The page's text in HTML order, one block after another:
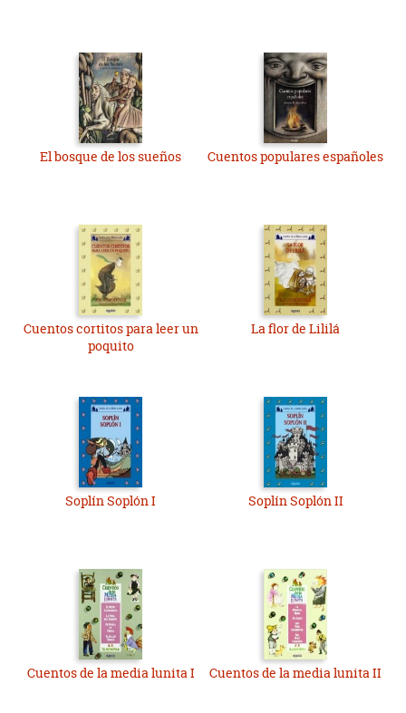
El bosque de los sueños Cuentos populares españoles
Cuentos cortitos para leer un
poquito
La flor de Lililá
Soplín Soplón I Soplín Soplón II
Cuentos de la media lunita I Cuentos de la media lunita II